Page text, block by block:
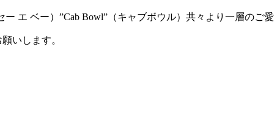
ー エ ベー）”Cab Bowl”（キャブボウル）共々より一層のご愛
いします。